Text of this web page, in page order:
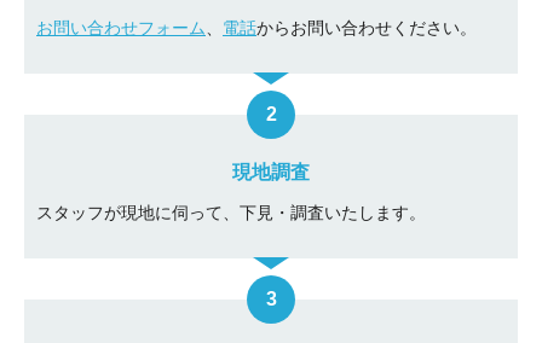
お問い合わせフォーム 電話からお問い合わせください。
現地調査
スタッフが現地に伺って、下見・調査いたします。